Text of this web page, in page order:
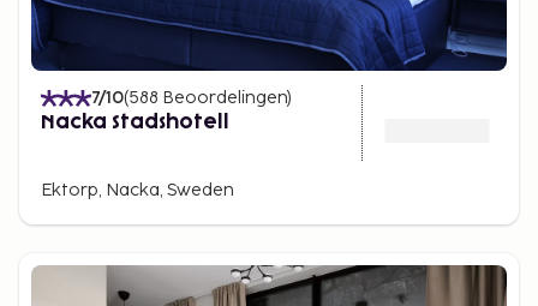
7/10(588 Beoordelingen)
Nacka Stadshotell
Ektorp, Nacka, Sweden